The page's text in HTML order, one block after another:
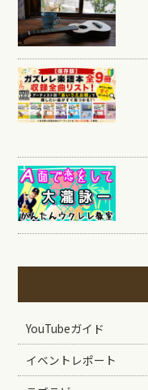
YouTubeガイド
イベントレポート